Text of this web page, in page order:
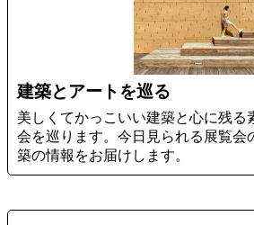
建築とアートを巡る
美しくてかっこいい建築と心に残る
会を巡ります。今日見られる展覧会
築の情報をお届けします。